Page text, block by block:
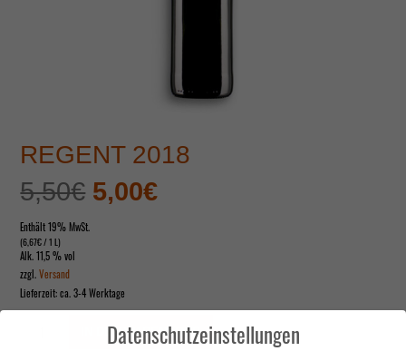
REGENT 2018
5,50€ Ursprünglicher
5,50€
5,00€Aktueller
5,00€.
Enthält 19% MwSt.
(6,67€/ 1 L)
Alk. 11,5 % vol
zzgl.Versand
Lieferzeit: ca. 3-4 Werktage
IN DEN WARENKORB
Datenschutzeinstellungen